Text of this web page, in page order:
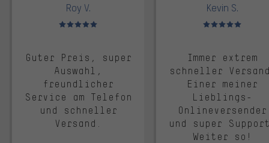
Roy V.
Bewertungen: 5 von 5
Guter Preis, super
Auswahl,
freundlicher
Service am Telefon
und schneller
Versand.
Kevin S.
Bewertungen: 5 von 5
Immer extrem
schneller
Einer meiner
Lieblings-
Onlineversender
und super
Weiter so!